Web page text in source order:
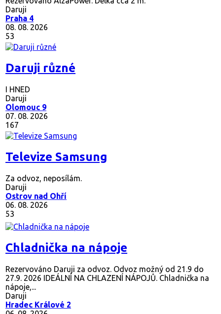
Rezervováno AlzaPower. Délka cca 2 m.
Daruji
Praha 4
08. 08. 2026
53
Daruji různé
I HNED
Daruji
Olomouc 9
07. 08. 2026
167
Televize Samsung
Za odvoz, neposílám.
Daruji
Ostrov nad Ohří
06. 08. 2026
53
Chladnička na nápoje
RezervovánoDaruji za odvoz. Odvoz možný od 21.9 do
27.9. 2026 IDEÁLNÍ NA CHLAZENÍ NÁPOJŮ. Chladnička na
nápoje,...
Daruji
Hradec Králové 2